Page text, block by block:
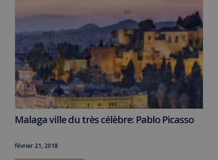
Malaga ville du très célèbre: Pablo Picasso
février 21, 2018